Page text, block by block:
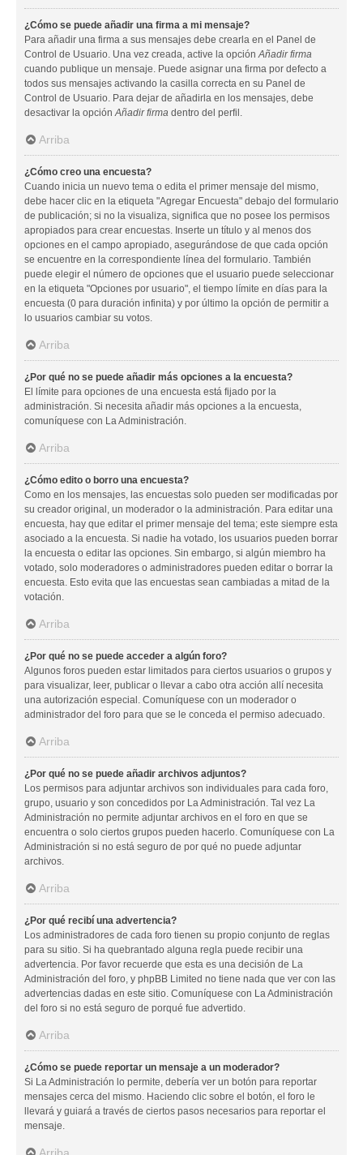
¿Cómo se puede añadir una firma a mi mensaje?
Para añadir una firma a sus mensajes debe crearla en el Panel de
Control de Usuario. Una vez creada, active la opciónAñadir firma
cuando publique un mensaje. Puede asignar una firma por defecto a
todos sus mensajes activando la casilla correcta en su Panel de
Control de Usuario. Para dejar de añadirla en los mensajes, debe
desactivar la opciónAñadir firma dentro del perfil.
Arriba
¿Cómo creo una encuesta?
Cuando inicia un nuevo tema o edita el primer mensaje del mismo,
debe hacer clic en la etiqueta "Agregar Encuesta" debajo del formulario
de publicación; si no la visualiza, significa que no posee los permisos
apropiados para crear encuestas. Inserte un título y al menos dos
opciones en el campo apropiado, asegurándose de que cada opción
se encuentre en la correspondiente línea del formulario. También
puede elegir el número de opciones que el usuario puede seleccionar
en la etiqueta "Opciones por usuario", el tiempo límite en días para la
encuesta (0 para duración infinita) y por último la opción de permitir a
lo usuarios cambiar su votos.
Arriba
¿Por qué no se puede añadir más opciones a la encuesta?
El límite para opciones de una encuesta está fijado por la
administración. Si necesita añadir más opciones a la encuesta,
comuníquese con La Administración.
Arriba
¿Cómo edito o borro una encuesta?
Como en los mensajes, las encuestas solo pueden ser modificadas por
su creador original, un moderador o la administración. Para editar una
encuesta, hay que editar el primer mensaje del tema; este siempre esta
asociado a la encuesta. Si nadie ha votado, los usuarios pueden borrar
la encuesta o editar las opciones. Sin embargo, si algún miembro ha
votado, solo moderadores o administradores pueden editar o borrar la
encuesta. Esto evita que las encuestas sean cambiadas a mitad de la
votación.
Arriba
¿Por qué no se puede acceder a algún foro?
Algunos foros pueden estar limitados para ciertos usuarios o grupos y
para visualizar, leer, publicar o llevar a cabo otra acción allí necesita
una autorización especial. Comuníquese con un moderador o
administrador del foro para que se le conceda el permiso adecuado.
Arriba
¿Por qué no se puede añadir archivos adjuntos?
Los permisos para adjuntar archivos son individuales para cada foro,
grupo, usuario y son concedidos por La Administración. Tal vez La
Administración no permite adjuntar archivos en el foro en que se
encuentra o solo ciertos grupos pueden hacerlo. Comuníquese con La
Administración si no está seguro de por qué no puede adjuntar
archivos.
Arriba
¿Por qué recibí una advertencia?
Los administradores de cada foro tienen su propio conjunto de reglas
para su sitio. Si ha quebrantado alguna regla puede recibir una
advertencia. Por favor recuerde que esta es una decisión de La
Administración del foro, y phpBB Limited no tiene nada que ver con las
advertencias dadas en este sitio. Comuníquese con La Administración
del foro si no está seguro de porqué fue advertido.
Arriba
¿Cómo se puede reportar un mensaje a un moderador?
Si La Administración lo permite, debería ver un botón para reportar
mensajes cerca del mismo. Haciendo clic sobre el botón, el foro le
llevará y guiará a través de ciertos pasos necesarios para reportar el
mensaje.